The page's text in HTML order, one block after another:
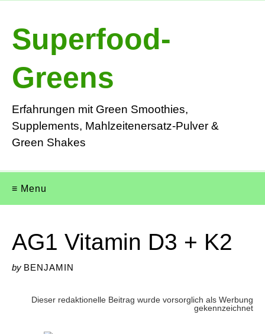
Superfood-
Greens
Erfahrungen mit Green Smoothies,
Supplements, Mahlzeitenersatz-Pulver &
Green Shakes
≡ Menu
AG1 Vitamin D3 + K2
by BENJAMIN
Dieser redaktionelle Beitrag wurde vorsorglich als Werbung
gekennzeichnet